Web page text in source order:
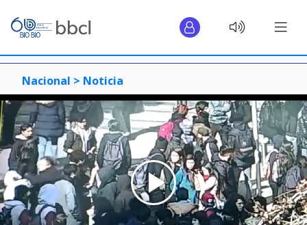
Nacional > Noticia